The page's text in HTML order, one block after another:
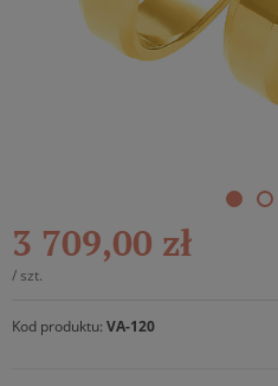
3 709,00 zł
/ szt.
Kod produktu: VA-120